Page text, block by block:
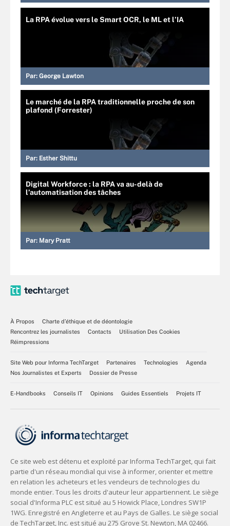
La RPA évolue vers le Smart OCR, le ML et l’IA
Par: George Lawton
Le marché de la RPA traditionnelle proche de son
plafond (Forrester)
Par: Esther Shittu
Digital Workforce : la RPA va au-delà de
l’automatisation des tâches
Par: Mary Pratt
À Propos
Charte d’éthique et de déontologie
Rencontrez les journalistes
Contacts
Utilisation Des Cookies
Réimpressions
Site Web pour Informa TechTarget Partenaires Technologies
Agenda
Nos Journalistes et Experts
Dossier de Presse
E-Handbooks Conseils IT Opinions Guides Essentiels Projets IT